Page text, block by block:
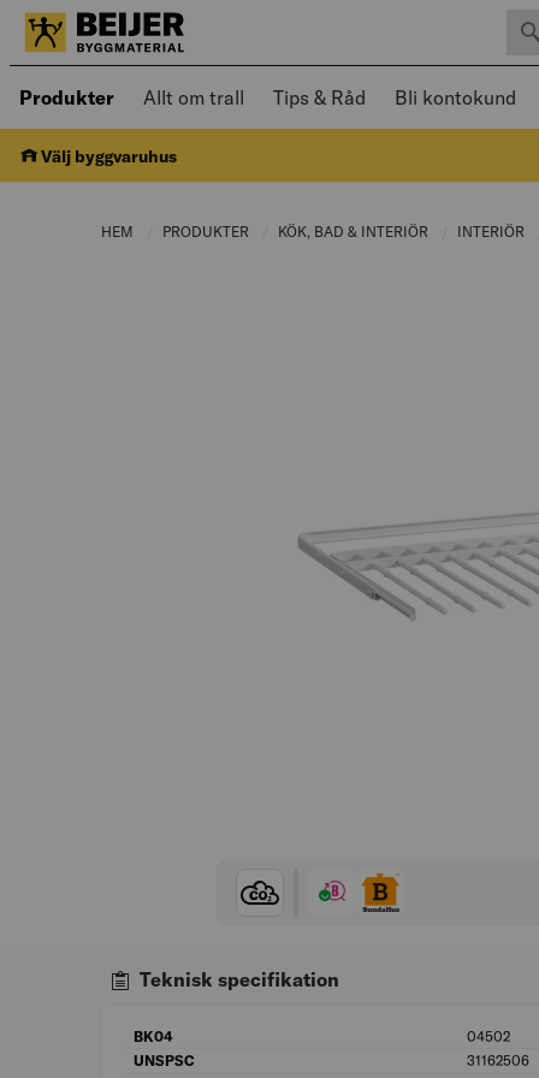
Produkter Öppnad meny kan navigeras med
Allt om trall Tips & Råd Bli kontokund
Välj byggvaruhus
HEM PRODUKTER CURRENT PAGE:
KÖK, BAD & INTERIÖR CURRENT PAGE:
INTERIÖR
Teknisk specifikation
BK04 04502
UNSPSC
31162506